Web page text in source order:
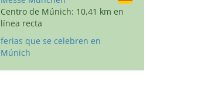
Centro de Múnich: 10,41 km en
línea recta
ferias que se celebren en
Múnich